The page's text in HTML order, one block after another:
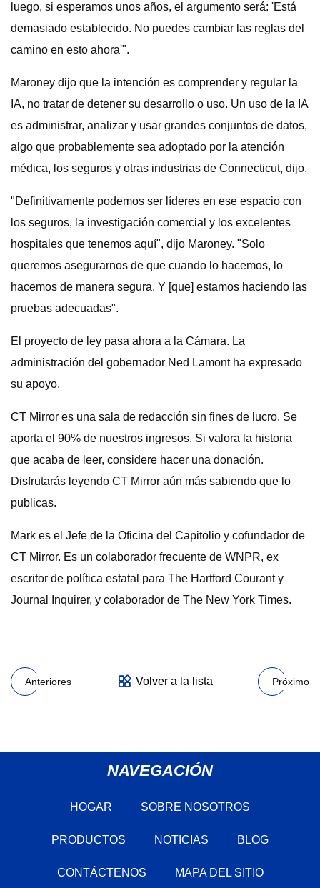
luego, si esperamos unos años, el argumento será: 'Está
demasiado establecido. No puedes cambiar las reglas del
camino en esto ahora'".
Maroney dijo que la intención es comprender y regular la
IA, no tratar de detener su desarrollo o uso. Un uso de la IA
es administrar, analizar y usar grandes conjuntos de datos,
algo que probablemente sea adoptado por la atención
médica, los seguros y otras industrias de Connecticut, dijo.
"Definitivamente podemos ser líderes en ese espacio con
los seguros, la investigación comercial y los excelentes
hospitales que tenemos aquí", dijo Maroney. "Solo
queremos asegurarnos de que cuando lo hacemos, lo
hacemos de manera segura. Y [que] estamos haciendo las
pruebas adecuadas".
El proyecto de ley pasa ahora a la Cámara. La
administración del gobernador Ned Lamont ha expresado
su apoyo.
CT Mirror es una sala de redacción sin fines de lucro. Se
aporta el 90% de nuestros ingresos. Si valora la historia
que acaba de leer, considere hacer una donación.
Disfrutarás leyendo CT Mirror aún más sabiendo que lo
publicas.
Mark es el Jefe de la Oficina del Capitolio y cofundador de
CT Mirror. Es un colaborador frecuente de WNPR, ex
escritor de política estatal para The Hartford Courant y
Journal Inquirer, y colaborador de The New York Times.
Anteriores Volver a la lista Próximo
NAVEGACIÓN
HOGAR SOBRE NOSOTROS
PRODUCTOS NOTICIAS BLOG
CONTÁCTENOS MAPA DEL SITIO